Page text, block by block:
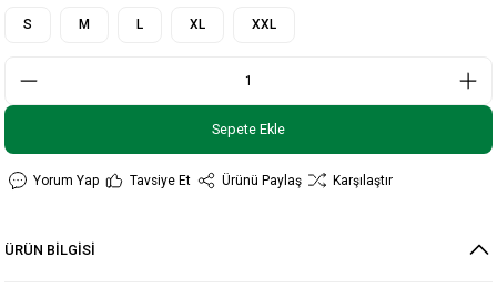
S M L XL XXL
Sepete Ekle
Yorum Yap Tavsiye Et Ürünü Paylaş Karşılaştır
ÜRÜN BİLGİSİ